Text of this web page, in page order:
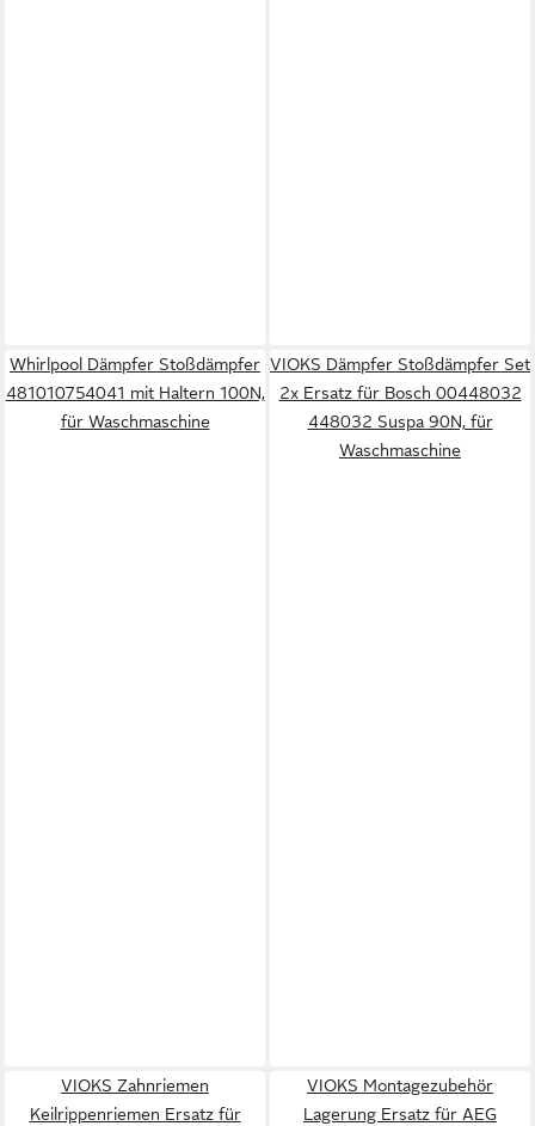
Whirlpool Dämpfer Stoßdämpfer
481010754041 mit Haltern 100N,
für Waschmaschine
VIOKS Dämpfer Stoßdämpfer Set
2x Ersatz für Bosch 00448032
448032 Suspa 90N, für
Waschmaschine
VIOKS Zahnriemen
Keilrippenriemen Ersatz für
VIOKS Montagezubehör
Lagerung Ersatz für AEG